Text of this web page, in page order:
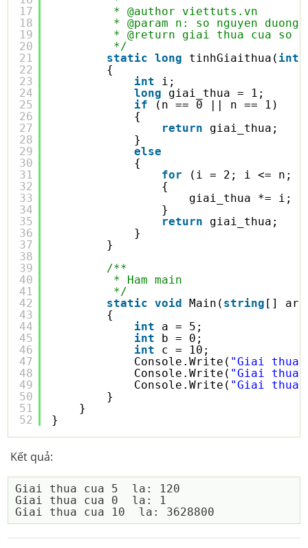
17
18
19
20
21
22
23
24
25
26
27
28
29
30
31
32
33
34
35
36
37
38
39
40
41
42
43
44
45
46
47
48
49
50
51
52
* @author viettuts.vn
* @param n: so nguyen duong
* @return giai thua cua so n
*/
static
long tinhGiaithua( int
{
int
i;
long
giai_thua = 1;
if
(n == 0 || n == 1)
{
return
giai_thua;
}
else
{
for
(i = 2; i <= n;
{
giai_thua *= i;
}
return
giai_thua;
}
}
/**
* Ham main
*/
static
void Main( string []
{
int
a = 5;
int
b = 0;
int
c = 10;
Console.Write( "Giai
Console.Write( "Giai
Console.Write( "Giai
}
}
}
Kết quả:
Giai thua cua 5  la: 120
Giai thua cua 0  la: 1